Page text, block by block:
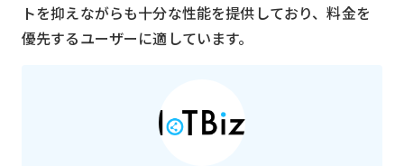
トを抑えながらも十分な性能を提供しており、料金を
優先するユーザーに適しています。